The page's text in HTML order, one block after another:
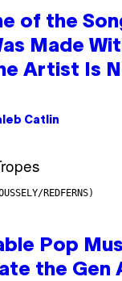
of the
Made
Artist Is
Catlin
REDFERNS)
Pop
the Gen